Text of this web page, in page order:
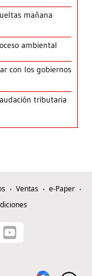
mañana
ambiental
con los gobiernos
tributaria
Ventas
e-Paper